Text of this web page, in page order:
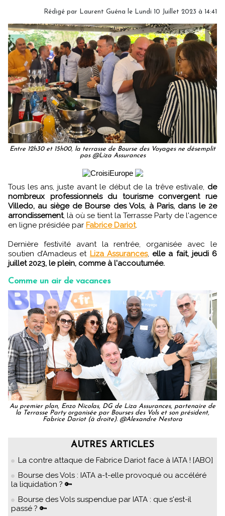
Rédigé par Laurent Guéna le Lundi 10 Juillet 2023 à 14:41
Entre 12h30 et 15h00, la terrasse de Bourse des Voyages ne désemplit
pas @Liza Assurances
Tous les ans, juste avant le début de la trêve estivale, de
nombreux professionnels du tourisme convergent rue
Villedo, au siège de Bourse des Vols, à Paris, dans le 2e
arrondissement, là où se tient la Terrasse Party de l'agence
en ligne présidée par Fabrice Dariot.
Dernière festivité avant la rentrée, organisée avec le
soutien d’Amadeus et Liza Assurances, elle a fait, jeudi 6
juillet 2023, le plein, comme à l'accoutumée.
Comme un air de vacances
Au premier plan, Enzo Nicolas, DG de Liza Assurances, partenaire de
la Terrasse Party organisée par Bourses des Vols et son président,
Fabrice Dariot (à droite). @Alexandre Nestora
AUTRES ARTICLES
La contre attaque de Fabrice Dariot face à IATA ! [ABO]
Bourse des Vols : IATA a-t-elle provoqué ou accéléré
la liquidation ? 🔑
Bourse des Vols suspendue par IATA : que s'est-il
passé ? 🔑